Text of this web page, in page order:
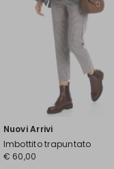
Nuovi Arrivi
Imbottito trapuntato
€ 60,00